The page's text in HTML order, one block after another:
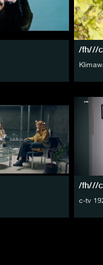
/fh///
/fh///
c-tv